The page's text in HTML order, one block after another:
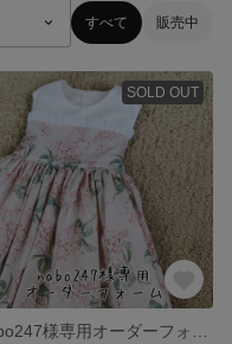
すべて 販売中
SOLD OUT